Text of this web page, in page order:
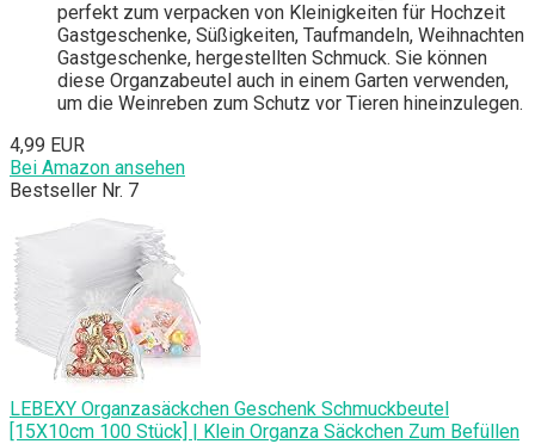
perfekt zum verpacken von Kleinigkeiten für Hochzeit
Gastgeschenke, Süßigkeiten, Taufmandeln, Weihnachten
Gastgeschenke, hergestellten Schmuck. Sie können
diese Organzabeutel auch in einem Garten verwenden,
um die Weinreben zum Schutz vor Tieren hineinzulegen.
4,99 EUR
Bei Amazon ansehen
Bestseller Nr. 7
LEBEXY Organzasäckchen Geschenk Schmuckbeutel
[15X10cm 100 Stück] | Klein Organza Säckchen Zum Befüllen